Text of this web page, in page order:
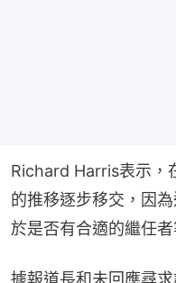
Richard Harris表示，
的推移逐步移交，因
於是否有合適的繼任者